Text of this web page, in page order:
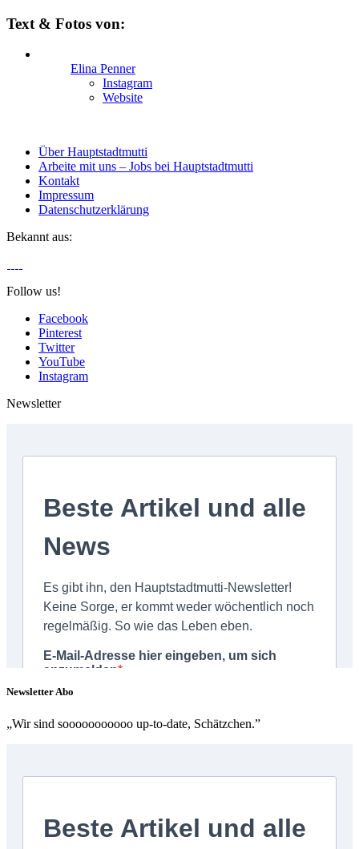
Text & Fotos von:
Elina Penner
Instagram
Website
Über Hauptstadtmutti
Arbeite mit uns – Jobs bei Hauptstadtmutti
Kontakt
Impressum
Datenschutzerklärung
Bekannt aus:
Follow us!
Facebook
Pinterest
Twitter
YouTube
Instagram
Newsletter
Newsletter Abo
„Wir sind sooooooooooo up-to-date, Schätzchen.”